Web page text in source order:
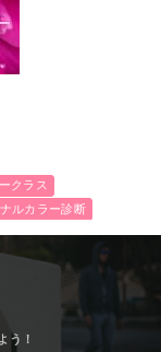
クラス
ルカラー診断